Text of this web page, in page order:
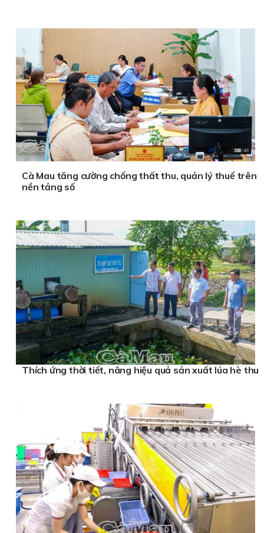
Cà Mau tăng cường chống thất thu, quản lý thuế trên
nền tảng số
Thích ứng thời tiết, nâng hiệu quả sản xuất lúa hè thu